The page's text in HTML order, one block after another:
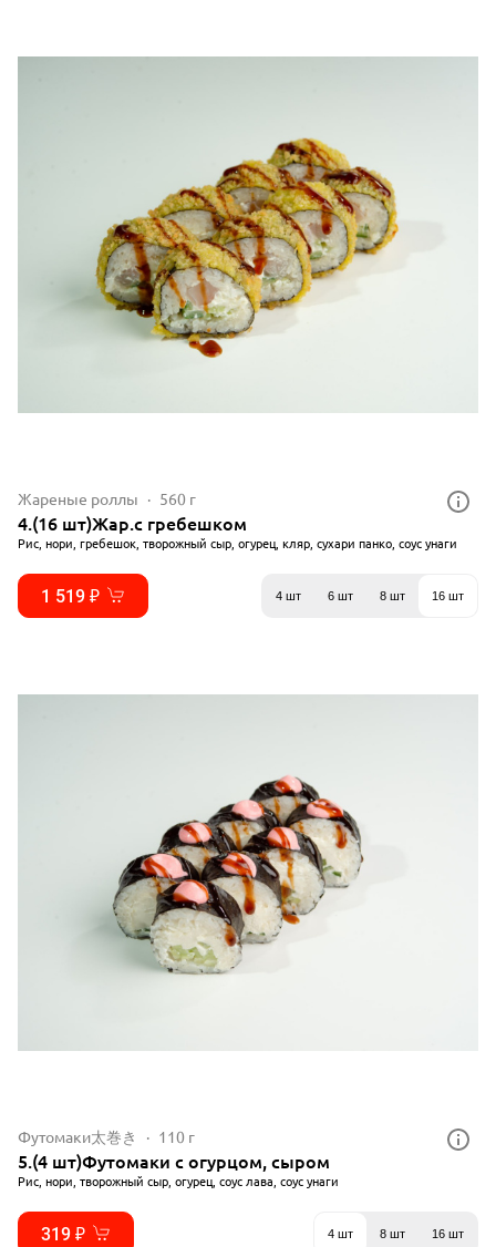
Жареные роллы 560 г
4.(16 шт)Жар.с гребешком
Рис, нори, гребешок, творожный сыр, огурец, кляр, сухари панко, соус унаги
1 519 ₽ 4 шт 6 шт 8 шт 16 шт
Футомаки太巻き 110 г
5.(4 шт)Футомаки с огурцом, сыром
Рис, нори, творожный сыр, огурец, соус лава, соус унаги
319 ₽ 4 шт 8 шт 16 шт